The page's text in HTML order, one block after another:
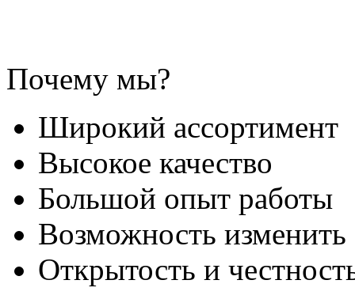
Почему мы?
Широкий ассортимент
Высокое качество
Большой опыт работы
Возможность изменить
Открытость и